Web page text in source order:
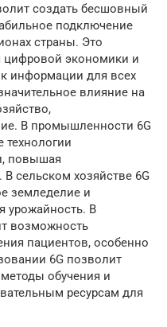
создать бесшовный
подключение
страны. Это
цифровой экономики и
информации для всех
влияние на
В промышленности 6G
технологии
повышая
сельском хозяйстве 6G
земледелие и
урожайность. В
возможность
пациентов, особенно
6G позволит
обучения и
ресурсам для